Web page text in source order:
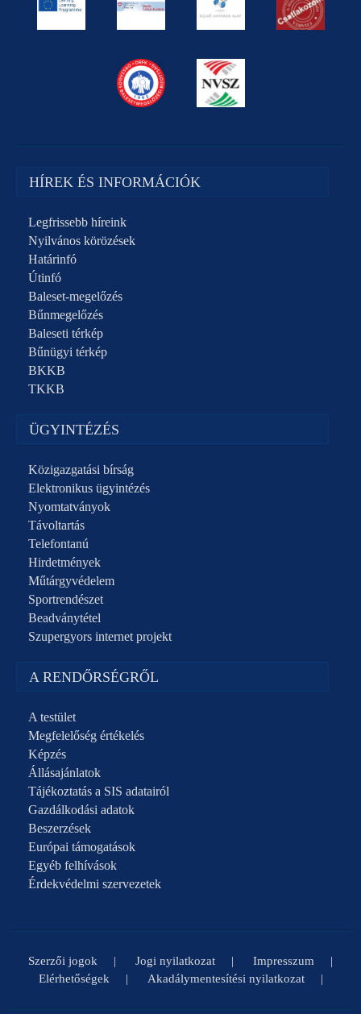
HÍREK ÉS INFORMÁCIÓK
Legfrissebb híreink
Nyilvános körözések
Határinfó
Útinfó
Baleset-megelőzés
Bűnmegelőzés
Baleseti térkép
Bűnügyi térkép
BKKB
TKKB
ÜGYINTÉZÉS
Közigazgatási bírság
Elektronikus ügyintézés
Nyomtatványok
Távoltartás
Telefontanú
Hirdetmények
Műtárgyvédelem
Sportrendészet
Beadványtétel
Szupergyors internet projekt
A RENDŐRSÉGRŐL
A testület
Megfelelőség értékelés
Képzés
Állásajánlatok
Tájékoztatás a SIS adatairól
Gazdálkodási adatok
Beszerzések
Európai támogatások
Egyéb felhívások
Érdekvédelmi szervezetek
Szerzői jogok Jogi nyilatkozat
Impresszum
Elérhetőségek
Akadálymentesítési nyilatkozat